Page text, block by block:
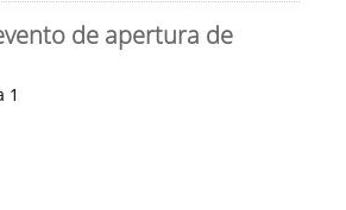
de apertura de
1